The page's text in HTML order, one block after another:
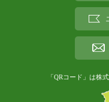
「QRコード」は株